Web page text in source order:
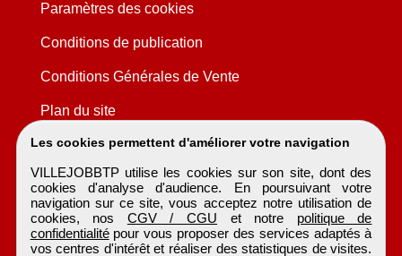
Les cookies permettent d'améliorer votre navigation
VILLEJOBBTP utilise les cookies sur son site, dont des
cookies d'analyse d'audience. En poursuivant votre
navigation sur ce site, vous acceptez notre utilisation de
cookies, nos CGV / CGU et notre politique de
confidentialitépour vous proposer des services adaptés à
vos centres d'intérêt et réaliser des statistiques de visites.
Paramètres des cookies
Conditions de publication
Conditions Générales de Vente
Plan du site